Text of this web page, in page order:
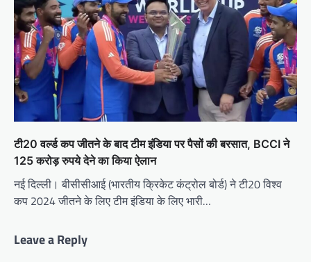
टी20 वर्ल्ड कप जीतने के बाद टीम इंडिया पर पैसों की बरसात, BCCI ने
125 करोड़ रुपये देने का किया ऐलान
नई दिल्ली। बीसीसीआई (भारतीय क्रिकेट कंट्रोल बोर्ड) ने टी20 विश्व
कप 2024 जीतने के लिए टीम इंडिया के लिए भारी…
Leave a Reply